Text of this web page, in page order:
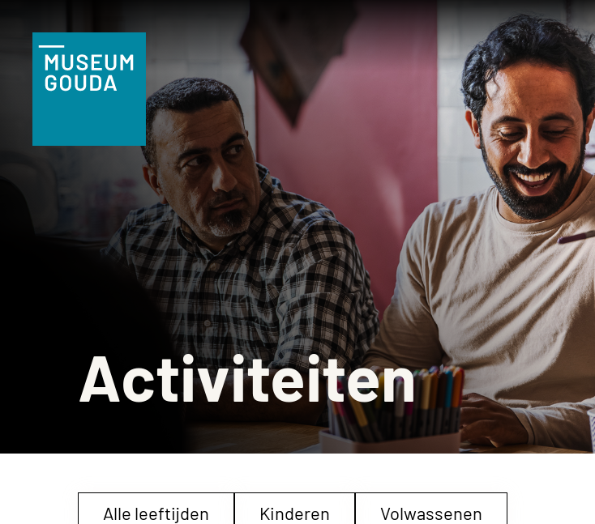
Tickets
Plan je bezoek
Praktische
informatie
Familie & kinderen
Onderwijs
Groepen
Museumshop
Museumcafé
Te zien en te
doen
Tentoonstellingen
Activiteiten
Activiteiten
Alle leeftijden Kinderen Volwassenen